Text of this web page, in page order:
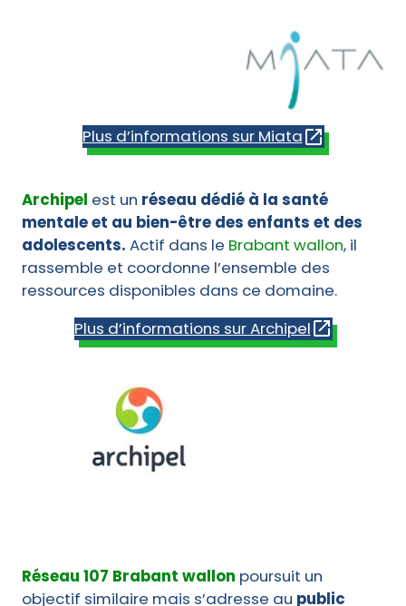
Plus d’informations sur Miata
Archipel est un réseau dédié à la santé
mentale et au bien-être des enfants et des
adolescents. Actif dans le Brabant wallon, il
rassemble et coordonne l’ensemble des
ressources disponibles dans ce domaine.
Plus d’informations sur Archipel
Réseau 107 Brabant wallon poursuit un
objectif similaire mais s’adresse au public